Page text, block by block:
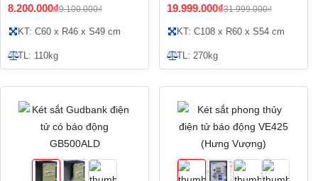
8.200.000₫9.100.000₫
KT: C60 x R46 x S49 cm
TL: 110kg
19.999.000₫31.999.000₫
KT: C108 x R60 x S54 cm
TL: 270kg